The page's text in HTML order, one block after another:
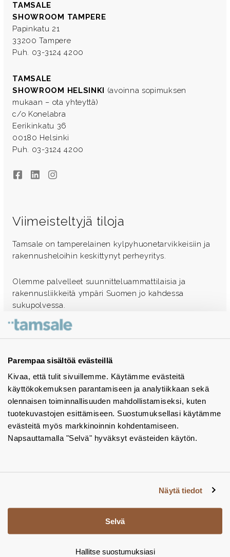
Parempaa sisältöä evästeillä
Kivaa, että tulit sivuillemme. Käytämme evästeitä
käyttökokemuksen parantamiseen ja analytiikkaan sekä
olennaisen toiminnallisuuden mahdollistamiseksi, kuten
tuotekuvastojen esittämiseen. Suostumuksellasi käytämme
evästeitä myös markkinoinnin kohdentamiseen.
Napsauttamalla "Selvä" hyväksyt evästeiden käytön.
Näytä tiedot
Selvä
Hallitse suostumuksiasi
TAMSALE
SHOWROOM TAMPERE
Papinkatu 21
33200 Tampere
Puh. 03-3124 4200
TAMSALE
SHOWROOM HELSINKI (avoinna sopimuksen
mukaan – ota yhteyttä)
c/o Konelabra
Eerikinkatu 36
00180 Helsinki
Puh. 03-3124 4200
FacebookLinkedInInstagram
Viimeisteltyjä tiloja
Tamsale on tamperelainen kylpyhuonetarvikkeisiin ja
rakennusheloihin keskittynyt perheyritys.
Olemme palvelleet suunnitteluammattilaisia ja
rakennusliikkeitä ympäri Suomen jo kahdessa
sukupolvessa.
Ota yhteyttä - autamme mielellämme
Tuotekuvastot
Instagram
BIM-objektit
Yhteystiedot
Tiedotteet